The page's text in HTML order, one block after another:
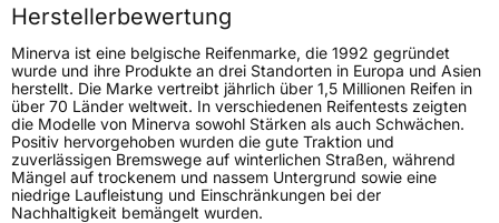
Höchstlast375 kg
Generelle Merkmale
FahrzeugtypPKW
VerwendungSommerreifen
Modellname 209
FahrzeugartPKW & SUV
Herstellerbewertung
Minerva ist eine belgische Reifenmarke, die 1992 gegründet
wurde und ihre Produkte an drei Standorten in Europa und Asien
herstellt. Die Marke vertreibt jährlich über 1,5 Millionen Reifen in
über 70 Länder weltweit. In verschiedenen Reifentests zeigten
die Modelle von Minerva sowohl Stärken als auch Schwächen.
Positiv hervorgehoben wurden die gute Traktion und
zuverlässigen Bremswege auf winterlichen Straßen, während
Mängel auf trockenem und nassem Untergrund sowie eine
niedrige Laufleistung und Einschränkungen bei der
Nachhaltigkeit bemängelt wurden.